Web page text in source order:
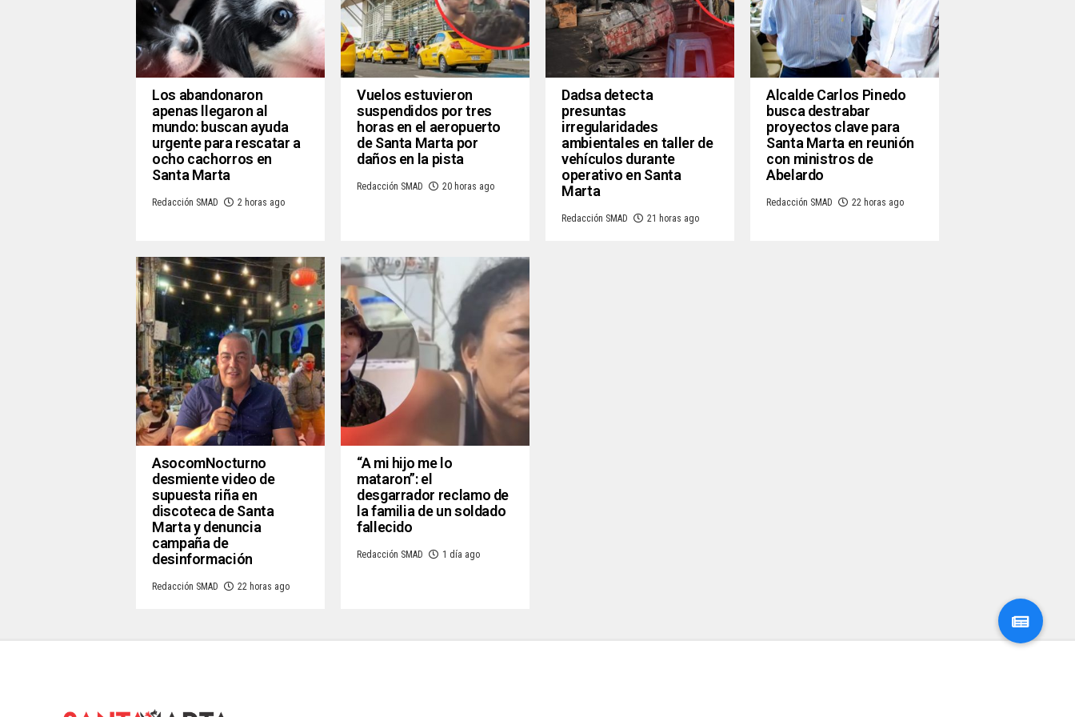
Los abandonaron
apenas llegaron al
mundo: buscan ayuda
urgente para rescatar a
ocho cachorros en
Santa Marta
Redacción SMAD 2 horas ago
Vuelos estuvieron
suspendidos por tres
horas en el aeropuerto
de Santa Marta por
daños en la pista
Redacción SMAD 20 horas ago
Dadsa detecta
presuntas
irregularidades
ambientales en taller de
vehículos durante
operativo en Santa
Marta
Redacción SMAD 21 horas ago
Alcalde Carlos Pinedo
busca destrabar
proyectos clave para
Santa Marta en reunión
con ministros de
Abelardo
Redacción SMAD 22 horas ago
AsocomNocturno
desmiente video de
supuesta riña en
discoteca de Santa
Marta y denuncia
campaña de
desinformación
Redacción SMAD 22 horas ago
“A mi hijo me lo
mataron”: el
desgarrador reclamo de
la familia de un soldado
fallecido
Redacción SMAD 1 día ago